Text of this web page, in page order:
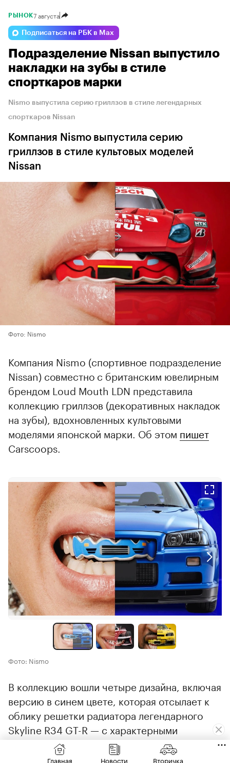
РЫНОК7 августа
Подписаться на РБК в Max
Подразделение Nissan выпустило
накладки на зубы в стиле
спорткаров марки
Nismo выпустила серию гриллзов в стиле легендарных
спорткаров Nissan
Компания Nismo выпустила серию
гриллзов в стиле культовых моделей
Nissan
Фото: Nismo
Компания Nismo (спортивное подразделение
Nissan) совместно с британским ювелирным
брендом Loud Mouth LDN представила
коллекцию гриллзов (декоративных накладок
на зубы), вдохновленных культовыми
моделями японской марки. Об этом пишет
Carscoops.
Фото: Nismo
В коллекцию вошли четыре дизайна, включая
версию в синем цвете, которая отсылает к
облику решетки радиатора легендарного
Skyline R34 GT-R — с характерными
черными вставками и янтарными
точками-«поворотниками».
Главная Новости Вторичка